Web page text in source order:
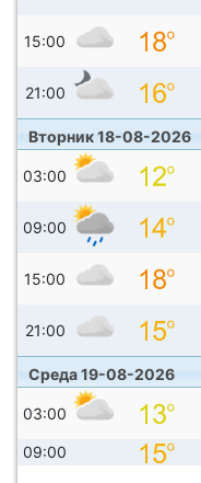
15:00
21:00
Вторник 18-08-2026
03:00
09:00
15:00
21:00
Среда 19-08-2026
03:00
09:00